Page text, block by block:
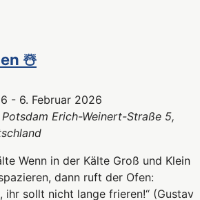
☃️
- 6. Februar 2026
Erich-Weinert-Straße 5,
Wenn in der Kälte Groß und Klein
dann ruft der Ofen:
ihr sollt nicht lange frieren!“ (Gustav